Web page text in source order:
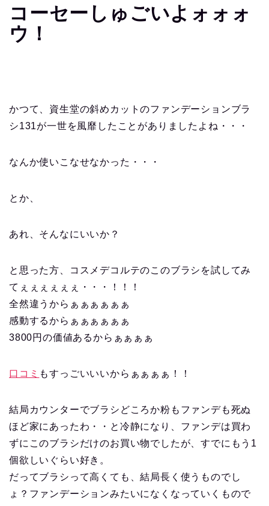
コーセーしゅごいよォォォ
ウ！
かつて、資生堂の斜めカットのファンデーションブラ
シ131が一世を風靡したことがありましたよね・・・
なんか使いこなせなかった・・・
とか、
あれ、そんなにいいか？
と思った方、コスメデコルテのこのブラシを試してみ
てぇぇぇぇぇぇ・・・！！！
全然違うからぁぁぁぁぁぁ
感動するからぁぁぁぁぁぁ
3800円の価値あるからぁぁぁぁ
口コミ もすっごいいいからぁぁぁぁ！！
結局カウンターでブラシどころか粉もファンデも死ぬ
ほど家にあったわ・・と冷静になり、ファンデは買わ
ずにこのブラシだけのお買い物でしたが、すでにもう1
個欲しいぐらい好き。
だってブラシって高くても、結局長く使うものでし
ょ？ファンデーションみたいになくなっていくもので